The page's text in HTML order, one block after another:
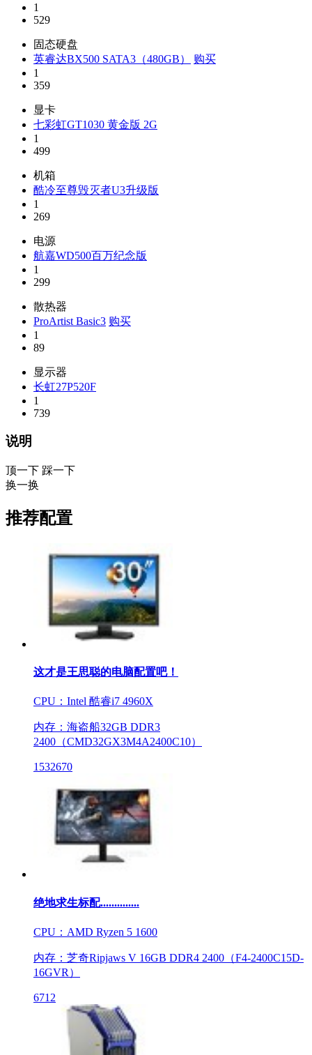
1
529
固态硬盘
英睿达BX500 SATA3（480GB）
购买
1
359
显卡
七彩虹GT1030 黄金版 2G
1
499
机箱
酷冷至尊毁灭者U3升级版
1
269
电源
航嘉WD500百万纪念版
1
299
散热器
ProArtist Basic3 购买
1
89
显示器
长虹27P520F
1
739
说明
顶一下 踩一下
换一换
推荐配置
这才是王思聪的电脑配置吧！
CPU：Intel 酷睿i7 4960X
内存：海盗船32GB DDR3
2400（CMD32GX3M4A2400C10）
1532670
绝地求生标配..............
CPU：AMD Ryzen 5 1600
内存：芝奇Ripjaws V 16GB DDR4 2400（F4-2400C15D-
16GVR）
6712